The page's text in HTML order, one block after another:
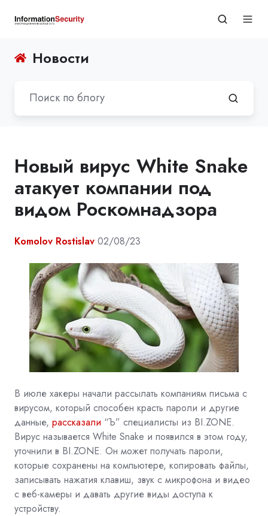
Новости
Новый вирус White Snake
атакует компании под
видом Роскомнадзора
Komolov Rostislav 02/08/23
В июле хакеры начали рассылать компаниям письма с
вирусом, который способен красть пароли и другие
данные, рассказали “Ъ” специалисты из BI.ZONE.
Вирус называется White Snake и появился в этом году,
уточнили в BI.ZONE. Он может получать пароли,
которые сохранены на компьютере, копировать файлы,
записывать нажатия клавиш, звук с микрофона и видео
с веб-камеры и давать другие виды доступа к
устройству.